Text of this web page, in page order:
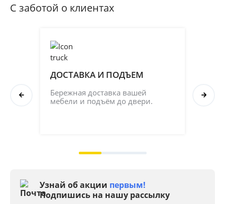
С заботой о клиентах
ДОСТАВКА И ПОДЪЕМ
Бережная доставка вашей
мебели и подъём до двери.
Узнай об акции первым!
Подпишись на нашу рассылку